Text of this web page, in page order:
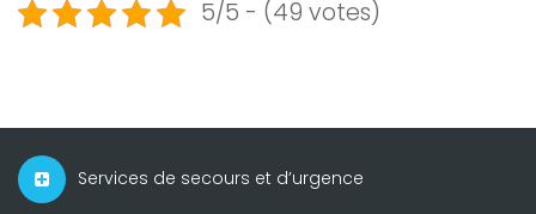
5/5 - (49 votes)
Services de secours et d’urgence